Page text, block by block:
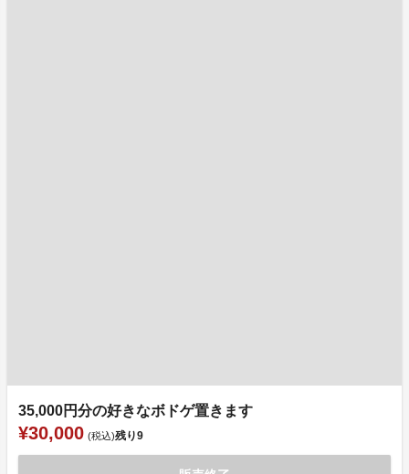
35,000円分の好きなボドゲ置きます
¥30,000 (税込)残り9